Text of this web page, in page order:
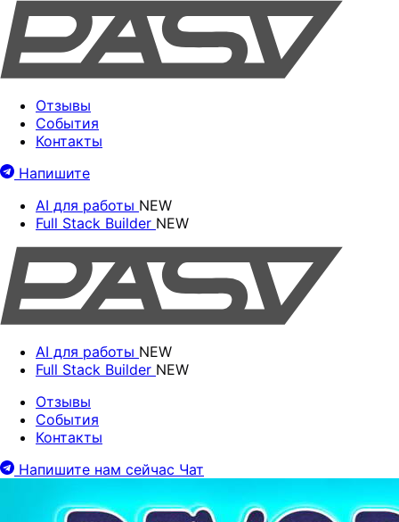
Отзывы
События
Контакты
Напишите
AI для работы NEW
Full Stack Builder NEW
AI для работы NEW
Full Stack Builder NEW
Отзывы
События
Контакты
Напишите нам сейчас Чат